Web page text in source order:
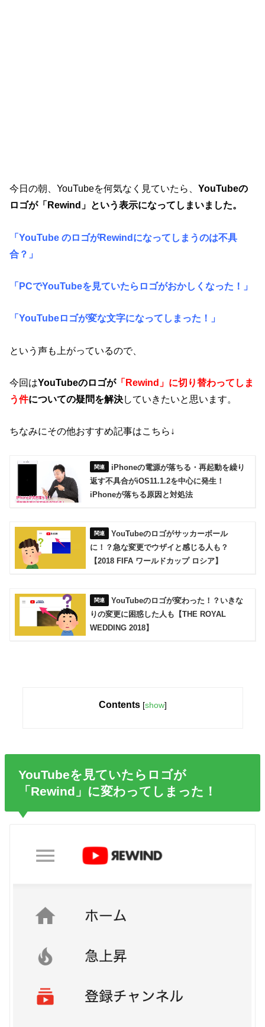
今日の朝、YouTubeを何気なく見ていたら、YouTubeの
ロゴが「Rewind」という表示になってしまいました。
「YouTube のロゴがRewindになってしまうのは不具
合？」
「PCでYouTubeを見ていたらロゴがおかしくなった！」
「YouTubeロゴが変な文字になってしまった！」
という声も上がっているので、
今回はYouTubeのロゴが「Rewind」に切り替わってしま
う件についての疑問を解決していきたいと思います。
ちなみにその他おすすめ記事はこちら↓
iPhoneの電源が落ちる・再起動を繰り
返す不具合がiOS11.1.2を中心に発生！
iPhoneが落ちる原因と対処法
YouTubeのロゴがサッカーボール
に！？急な変更でウザイと感じる人も？
【2018 FIFA ワールドカップ ロシア】
YouTubeのロゴが変わった！？いきな
りの変更に困惑した人も【THE ROYAL
WEDDING 2018】
Contents [show]
YouTubeを見ていたらロゴが
「Rewind」に変わってしまった！